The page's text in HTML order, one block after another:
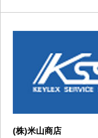
(株)米山商店